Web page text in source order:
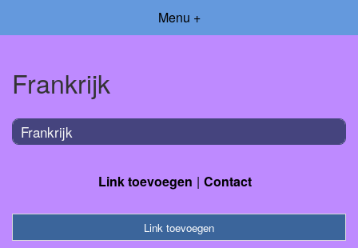
Menu +
Frankrijk
Frankrijk
Link toevoegen Contact
Link toevoegen